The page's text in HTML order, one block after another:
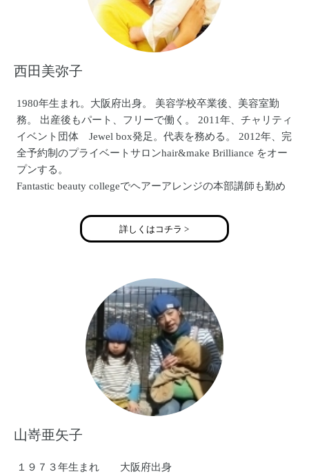
西田美弥子
1980年生まれ。大阪府出身。 美容学校卒業後、美容室勤
務。 出産後もパート、フリーで働く。 2011年、チャリティ
イベント団体 Jewel box発足。代表を務める。 2012年、完
全予約制のプライベートサロンhair&make Brilliance をオー
プンする。
Fantastic beauty collegeでヘアーアレンジの本部講師も勤め
詳しくはコチラ >
山嵜亜矢子
１９７３年生まれ 大阪府出身